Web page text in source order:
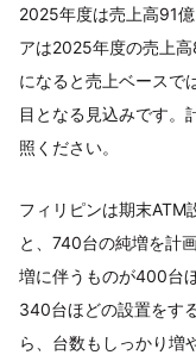
2025年度は売上高91
アは2025年度の売上
になると売上ベースで
目となる見込みです。
照ください。
フィリピンは期末
と、740台の純増を計
増に伴うものが400台
340台ほどの設置をす
ら、台数もしっかり増